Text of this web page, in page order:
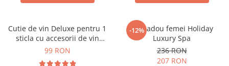
Cutie de vin Deluxe pentru 1
sticla cu accesorii de vin
incluse piele ecologica de
99 RON
-12%
Set cadou femei Holiday
Luxury Spa
236 RON
207 RON